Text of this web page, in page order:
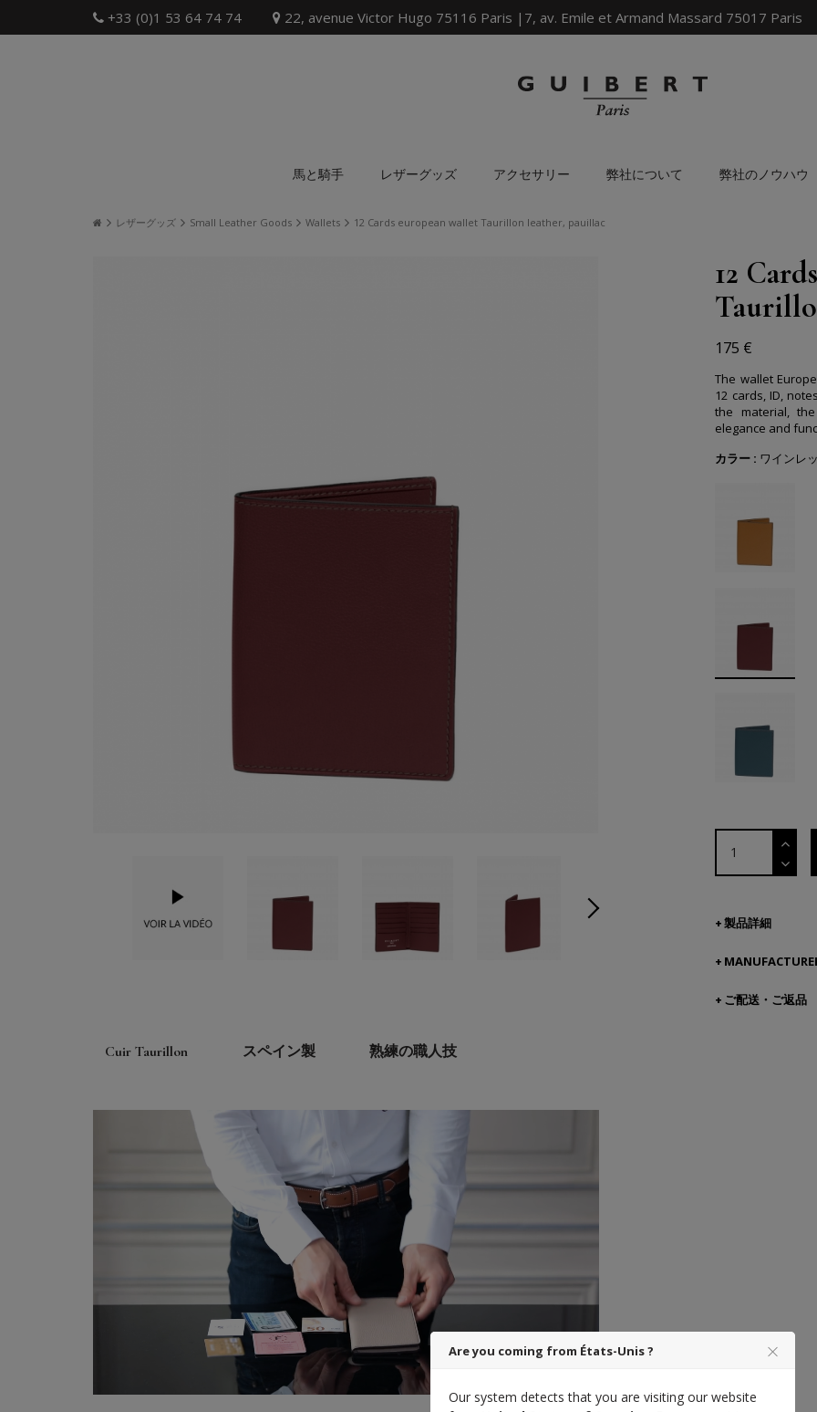
+33 (0)1 53 64 74 74 22, avenue Victor Hugo 75116 Paris |7, av. Emile et Armand Massard 75017 Paris
馬と騎手 レザーグッズ アクセサリー 弊社について 弊社のノウハウ
レザーグッズ Small Leather Goods Wallets 12 Cards european wallet Taurillon leather, pauillac
Cuir Taurillon スペイン製 熟練の職人技
12
175 €
The wallet
12 cards, ID,
the material,
elegance and
カラー : ワインレ
製品詳細
ご配送・ご返品
Are you coming from États-Unis ?
Our system detects that you are visiting our website